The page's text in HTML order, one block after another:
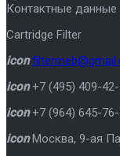
Контактные данные
Cartridge Filter
icon
icon +7 (495) 409-
icon +7 (964) 645-
icon Москва, 9-ая